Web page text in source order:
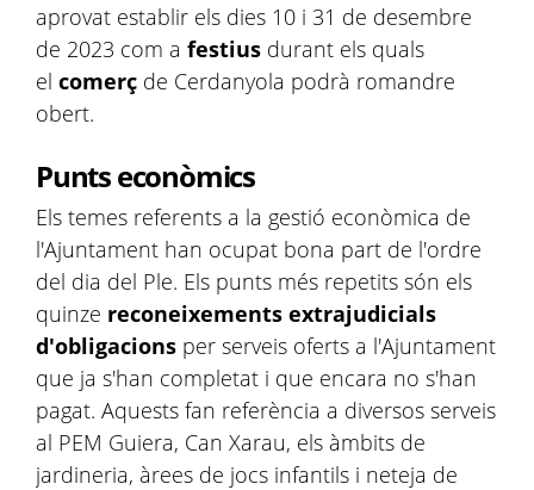
aprovat establir els dies 10 i 31 de desembre
de 2023 com a festius durant els quals
el comerç de Cerdanyola podrà romandre
obert.
Punts econòmics
Els temes referents a la gestió econòmica de
l'Ajuntament han ocupat bona part de l'ordre
del dia del Ple. Els punts més repetits són els
quinze reconeixements extrajudicials
d'obligacions per serveis oferts a l'Ajuntament
que ja s'han completat i que encara no s'han
pagat. Aquests fan referència a diversos serveis
al PEM Guiera, Can Xarau, els àmbits de
jardineria, àrees de jocs infantils i neteja de